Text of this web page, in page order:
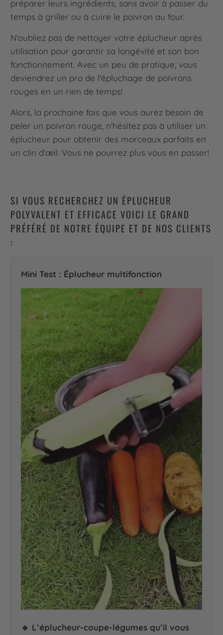
préparer leurs ingrédients, sans avoir à passer du
temps à griller ou à cuire le poivron au four.
N'oubliez pas de nettoyer votre éplucheur après
utilisation pour garantir sa longévité et son bon
fonctionnement. Avec un peu de pratique, vous
deviendrez un pro de l'épluchage de poivrons
rouges en un rien de temps!
Alors, la prochaine fois que vous aurez besoin de
peler un poivron rouge, n'hésitez pas à utiliser un
éplucheur pour obtenir des morceaux parfaits en
un clin d'œil. Vous ne pourrez plus vous en passer!
SI VOUS RECHERCHEZ UN ÉPLUCHEUR
POLYVALENT ET EFFICACE VOICI LE GRAND
PRÉFÉRÉ DE NOTRE ÉQUIPE ET DE NOS CLIENTS
:
Mini Test : Éplucheur multifonction
🔹 L’éplucheur-coupe-légumes qu’il vous